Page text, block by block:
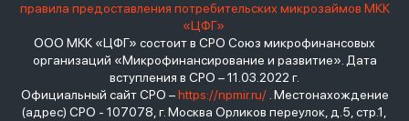
правила предоставления потребительских микрозаймов МКК
«ЦФГ»
ООО МКК «ЦФГ» состоит в СРО Союз микрофинансовых
организаций «Микрофинансирование и развитие». Дата
вступления в СРО – 11.03.2022 г.
Официальный сайт СРО –https://npmir.ru/. Местонахождение
(адрес) СРО - 107078, г. Москва Орликов переулок, д.5, стр.1,